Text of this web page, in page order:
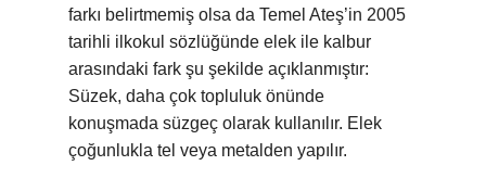
farkı belirtmemiş olsa da Temel Ateş’in 2005
tarihli ilkokul sözlüğünde elek ile kalbur
arasındaki fark şu şekilde açıklanmıştır:
Süzek, daha çok topluluk önünde
konuşmada süzgeç olarak kullanılır. Elek
çoğunlukla tel veya metalden yapılır.